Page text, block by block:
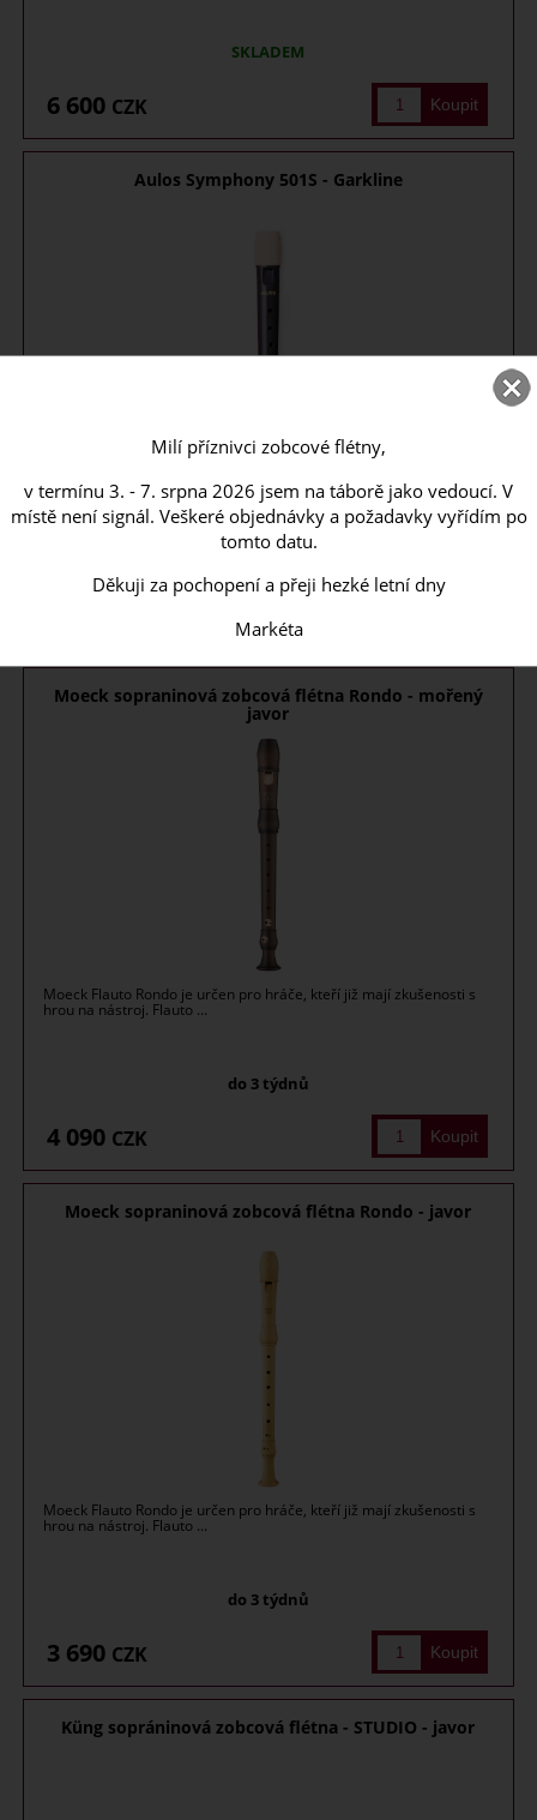
SKLADEM
6 600 CZK
Aulos Symphony 501S - Garkline
16,5 cm, koženkový ...
Moeck sopraninová zobcová flétna Rondo - mořený
javor
Moeck Flauto Rondo je určen pro hráče, kteří již mají zkušenosti s
hrou na nástroj. Flauto ...
do 3 týdnů
4 090 CZK
Moeck sopraninová zobcová flétna Rondo - javor
Moeck Flauto Rondo je určen pro hráče, kteří již mají zkušenosti s
hrou na nástroj. Flauto ...
do 3 týdnů
3 690 CZK
Küng sopráninová zobcová flétna - STUDIO - javor
Milí příznivci zobcové flétny,
v termínu 3. - 7. srpna 2026 jsem na táborě jako vedoucí. V
místě není signál. Veškeré objednávky a požadavky vyřídím po
tomto datu.
Děkuji za pochopení a přeji hezké letní dny
Markéta